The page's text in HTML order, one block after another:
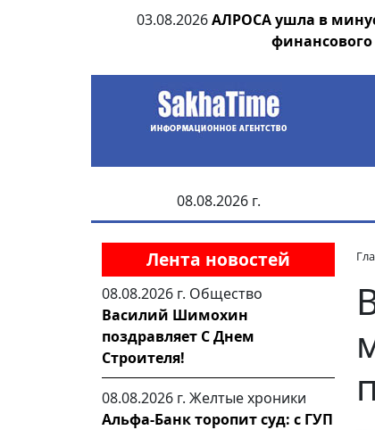
03.08.2026 АЛРОСА ушла в
финансового
08.08.2026 г.
Лента новостей
08.08.2026 г. Общество
Василий Шимохин
поздравляет С Днем
Строителя!
08.08.2026 г. Желтые хроники
Альфа-Банк торопит суд: с ГУП